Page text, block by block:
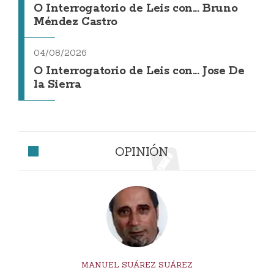
O Interrogatorio de Leis con... Bruno
Méndez Castro
04/08/2026
O Interrogatorio de Leis con... Jose De
la Sierra
OPINIÓN
MANUEL SUÁREZ SUÁREZ